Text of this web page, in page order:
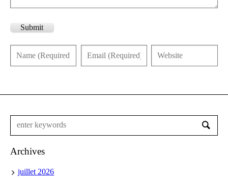
Submit
Archives
juillet 2026